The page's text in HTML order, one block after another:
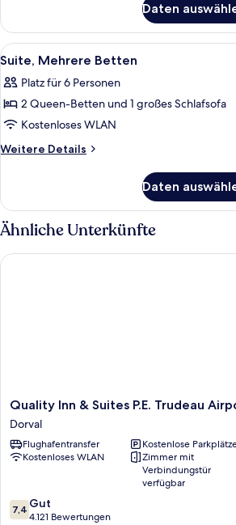
Shower)
anzeigen
2 Queen-
Betten
(Walk-
Shower)
Daten
Alle
Fotos
für
Suite,
Mehrere
Betten
Ein
1
Suite, Mehrere Betten
Platz für 6 Personen
2 Queen-Betten und 1 großes Schlafsofa
Kostenloses WLAN
Weitere Details
Weitere
Mehrere
Betten
Daten
Ähnliche Unterkünfte
Quality
Inn
&
Suites
P.E.
Dorval
Quality Inn & Suites P.E. Trudeau
Dorval
Flughafentransfer
Kostenlose
Kostenloses WLAN
Zimmer mit
Verbindungstür
verfügbar
7.4
von
7,4 Gut
4.121 Bewertungen
Quality Inn & Suites P.E. Trudeau Airport